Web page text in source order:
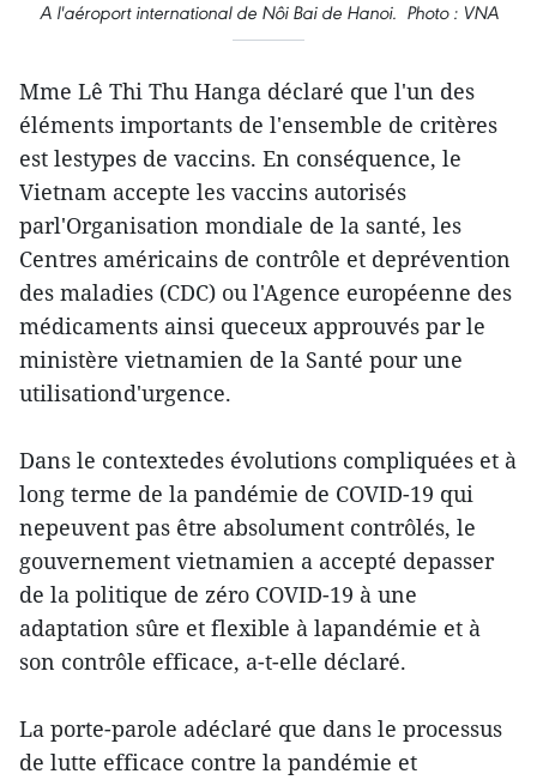
A l'aéroport international de Nôi Bai de Hanoi. Photo : VNA
Mme Lê Thi Thu Hanga déclaré que l'un des
éléments importants de l'ensemble de critères
est lestypes de vaccins. En conséquence, le
Vietnam accepte les vaccins autorisés
parl'Organisation mondiale de la santé, les
Centres américains de contrôle et deprévention
des maladies (CDC) ou l'Agence européenne des
médicaments ainsi queceux approuvés par le
ministère vietnamien de la Santé pour une
utilisationd'urgence.
Dans le contextedes évolutions compliquées et à
long terme de la pandémie de COVID-19 qui
nepeuvent pas être absolument contrôlés, le
gouvernement vietnamien a accepté depasser
de la politique de zéro COVID-19 à une
adaptation sûre et flexible à lapandémie et à
son contrôle efficace, a-t-elle déclaré.
La porte-parole adéclaré que dans le processus
de lutte efficace contre la pandémie et